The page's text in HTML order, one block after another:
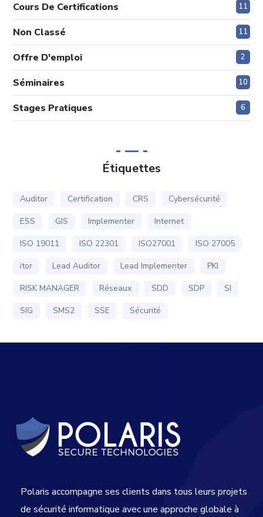
Cours De Certifications 11
Non Classé 11
Offre D'emploi 2
Séminaires 10
Stages Pratiques 6
Étiquettes
Auditor Certification CRS
Cybersécurité
ESS
GIS Implementer
Internet
ISO 19011
ISO 22301 ISO27001
ISO 27005
itor
Lead Auditor Lead Implementer
PKI
RISK MANAGER
Réseaux SDD SDP
SI
SIG
SMS2 SSE Sécurité
Polaris accompagne ses clients dans tous leurs projets
de sécurité informatique avec une approche globale à